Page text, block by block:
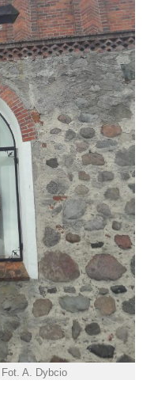
A. Dybcio